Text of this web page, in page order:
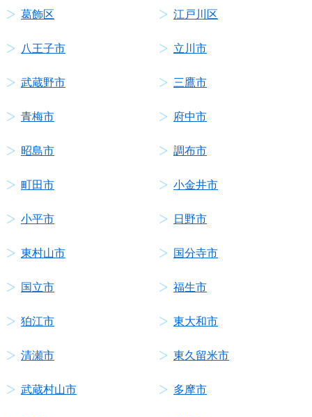
葛飾区 江戸川区
八王子市 立川市
武蔵野市 三鷹市
青梅市 府中市
昭島市 調布市
町田市 小金井市
小平市 日野市
東村山市 国分寺市
国立市 福生市
狛江市 東大和市
清瀬市 東久留米市
武蔵村山市 多摩市